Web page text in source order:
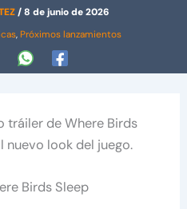
/8 de junio de 2026
, Próximos lanzamientos
tráiler de Where Birds
nuevo look del juego.
Birds Sleep